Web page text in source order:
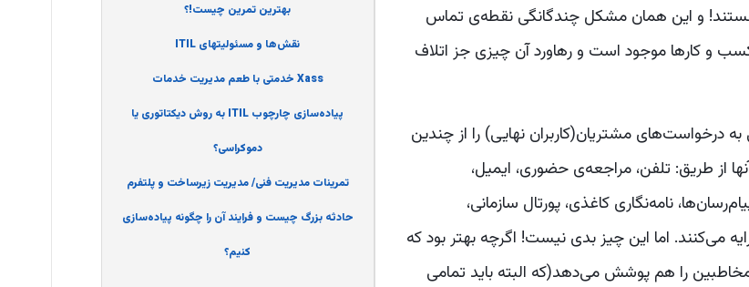
هستند! و این همان مشکل چندگانگی نقطه‌ی تماس
و کارها موجود است و رهاورد آن چیزی جز اتلاف
مشتریان(کاربران نهایی) را از چندین
از طریق: تلفن، مراجعه‌ی حضوری، ایمیل،
نامه‌نگاری کاغذی، پورتال سازمانی،
می‌کنند. اما این چیز بدی نیست! اگرچه بهتر بود که
مخاطبین را هم پوشش می‌دهد(که البته باید تمامی
بهترین تمرین چیست!؟
نقش‌ها و مسئولیتهای ITIL
Xass خدمتی با طعم مدیریت خدمات
پیاده‌سازی چارچوب ITIL به روش دیکتاتوری یا
دموکراسی؟
تمرینات مدیریت فنی/ مدیریت زیرساخت و پلتفرم
حادثه بزرگ چیست و فرایند آن را چگونه پیاده‌سازی
کنیم؟